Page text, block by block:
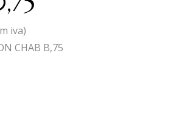
iva)
CHAB B,75